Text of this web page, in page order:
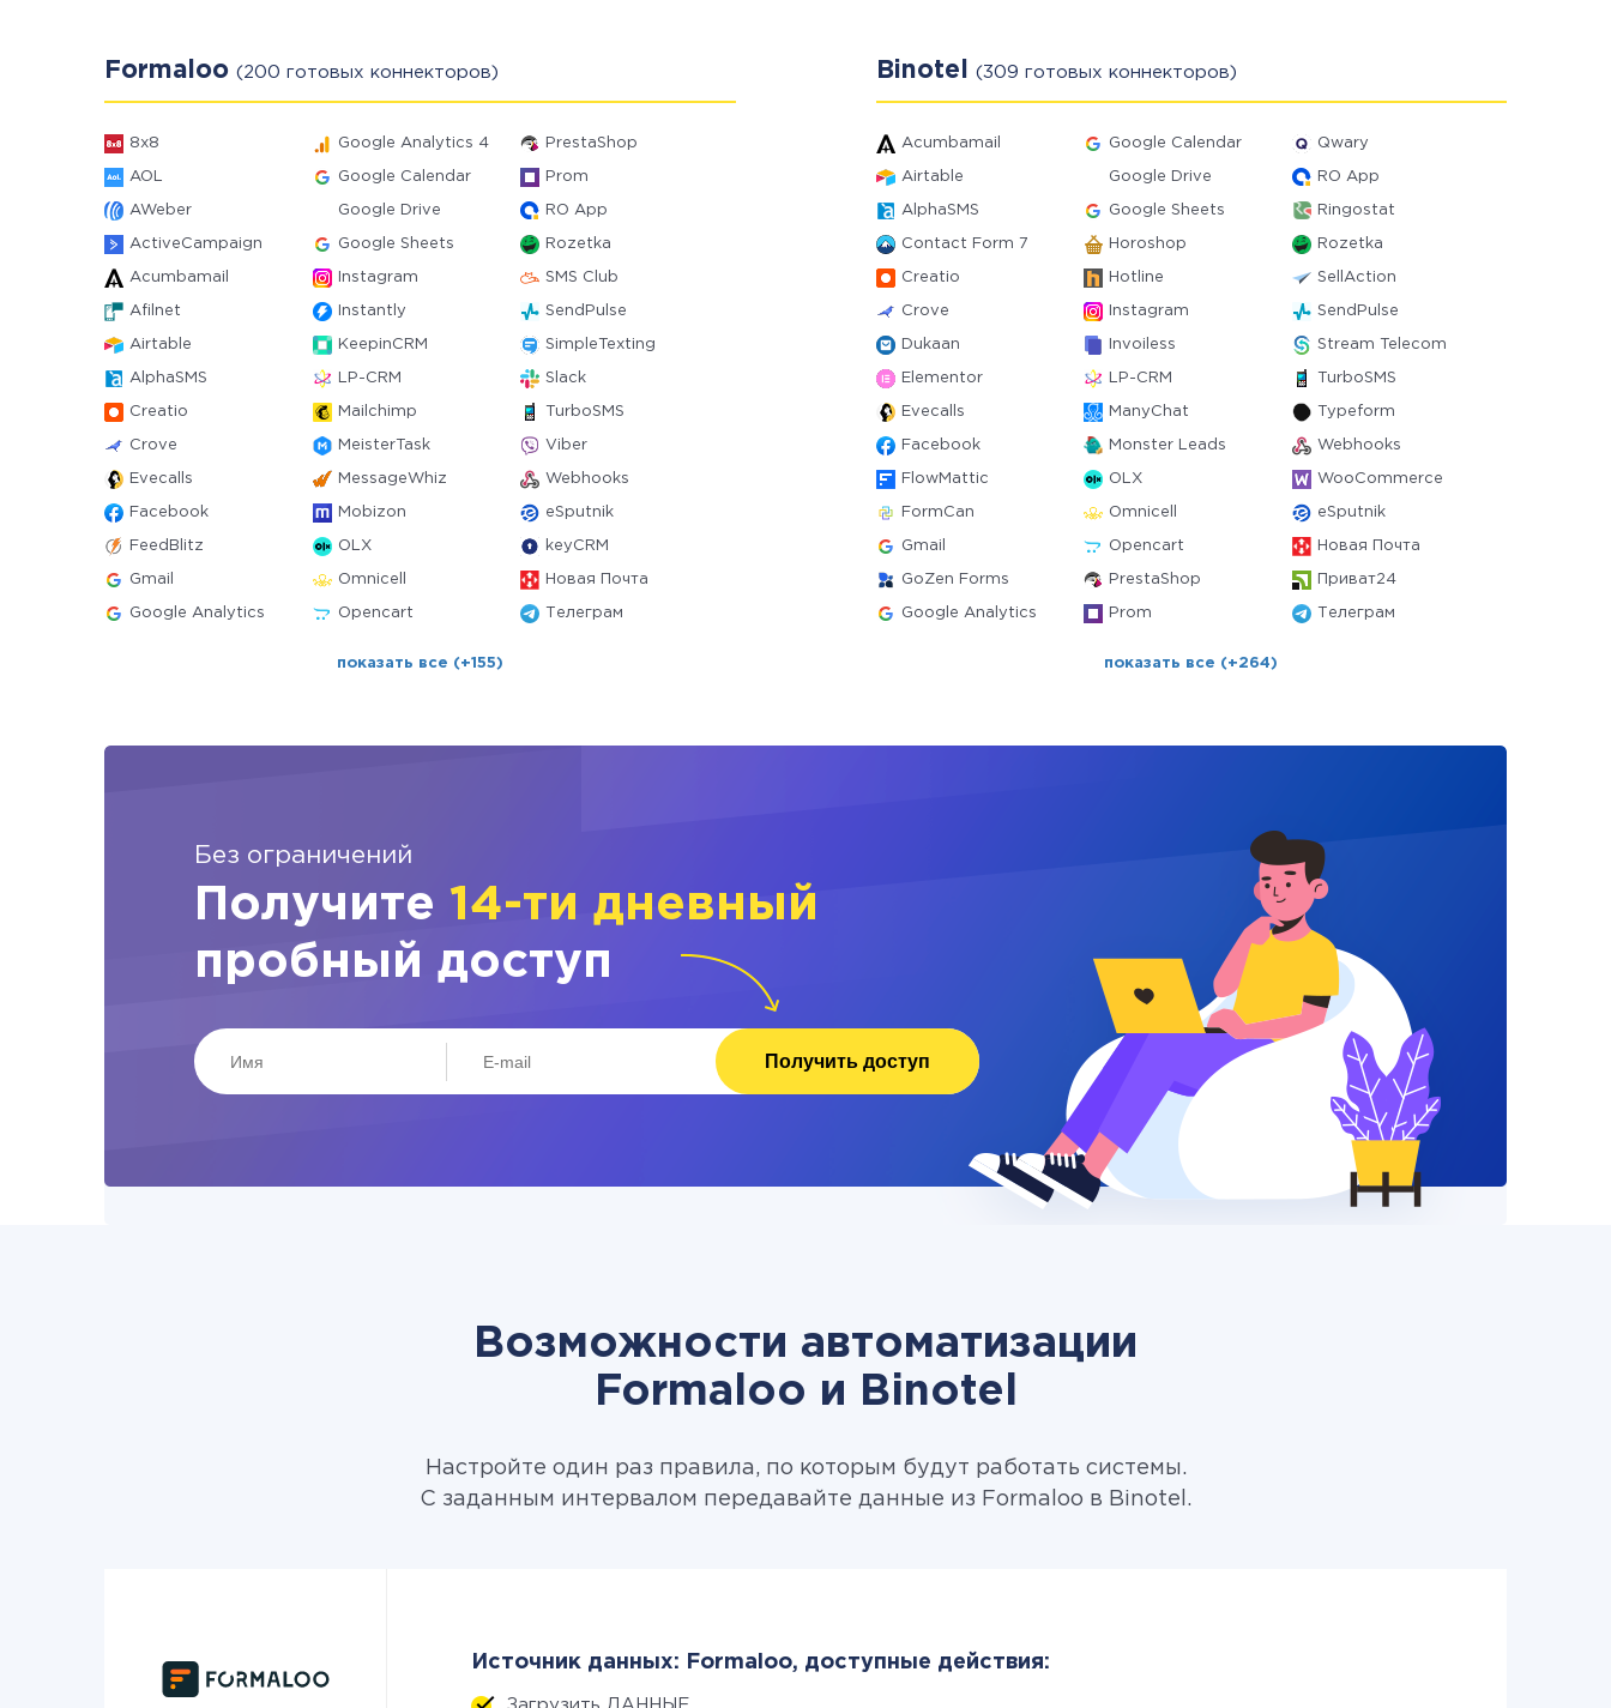
Formaloo (200 готовых коннекторов)
8x8 Google Analytics 4 PrestaShop
AOL Google Calendar Prom
AWeber Google Drive RO App
ActiveCampaign Google Sheets Rozetka
Acumbamail Instagram SMS Club
Afilnet Instantly SendPulse
Airtable KeepinCRM SimpleTexting
AlphaSMS LP-CRM Slack
Creatio Mailchimp TurboSMS
Crove MeisterTask Viber
Evecalls MessageWhiz Webhooks
Facebook Mobizon eSputnik
FeedBlitz OLX keyCRM
Gmail Omnicell Новая Почта
Google Analytics Opencart Телеграм
показать все (+155)
Binotel (309 готовых коннекторов)
Acumbamail Google Calendar Qwary
Airtable Google Drive RO App
AlphaSMS Google Sheets Ringostat
Contact Form 7 Horoshop Rozetka
Creatio Hotline SellAction
Crove Instagram SendPulse
Dukaan Invoiless Stream Telecom
Elementor LP-CRM TurboSMS
Evecalls ManyChat Typeform
Facebook Monster Leads Webhooks
FlowMattic OLX WooCommerce
FormCan Omnicell eSputnik
Gmail Opencart Новая Почта
GoZen Forms PrestaShop Приват24
Google Analytics Prom Телеграм
показать все (+264)
Без ограничений
Получите 14-ти дневный
пробный доступ
Получить доступ
Возможности автоматизации
Formaloo и Binotel
Настройте один раз правила, по которым будут работать системы.
С заданным интервалом передавайте данные из Formaloo в Binotel.
Источник данных: Formaloo, доступные действия: